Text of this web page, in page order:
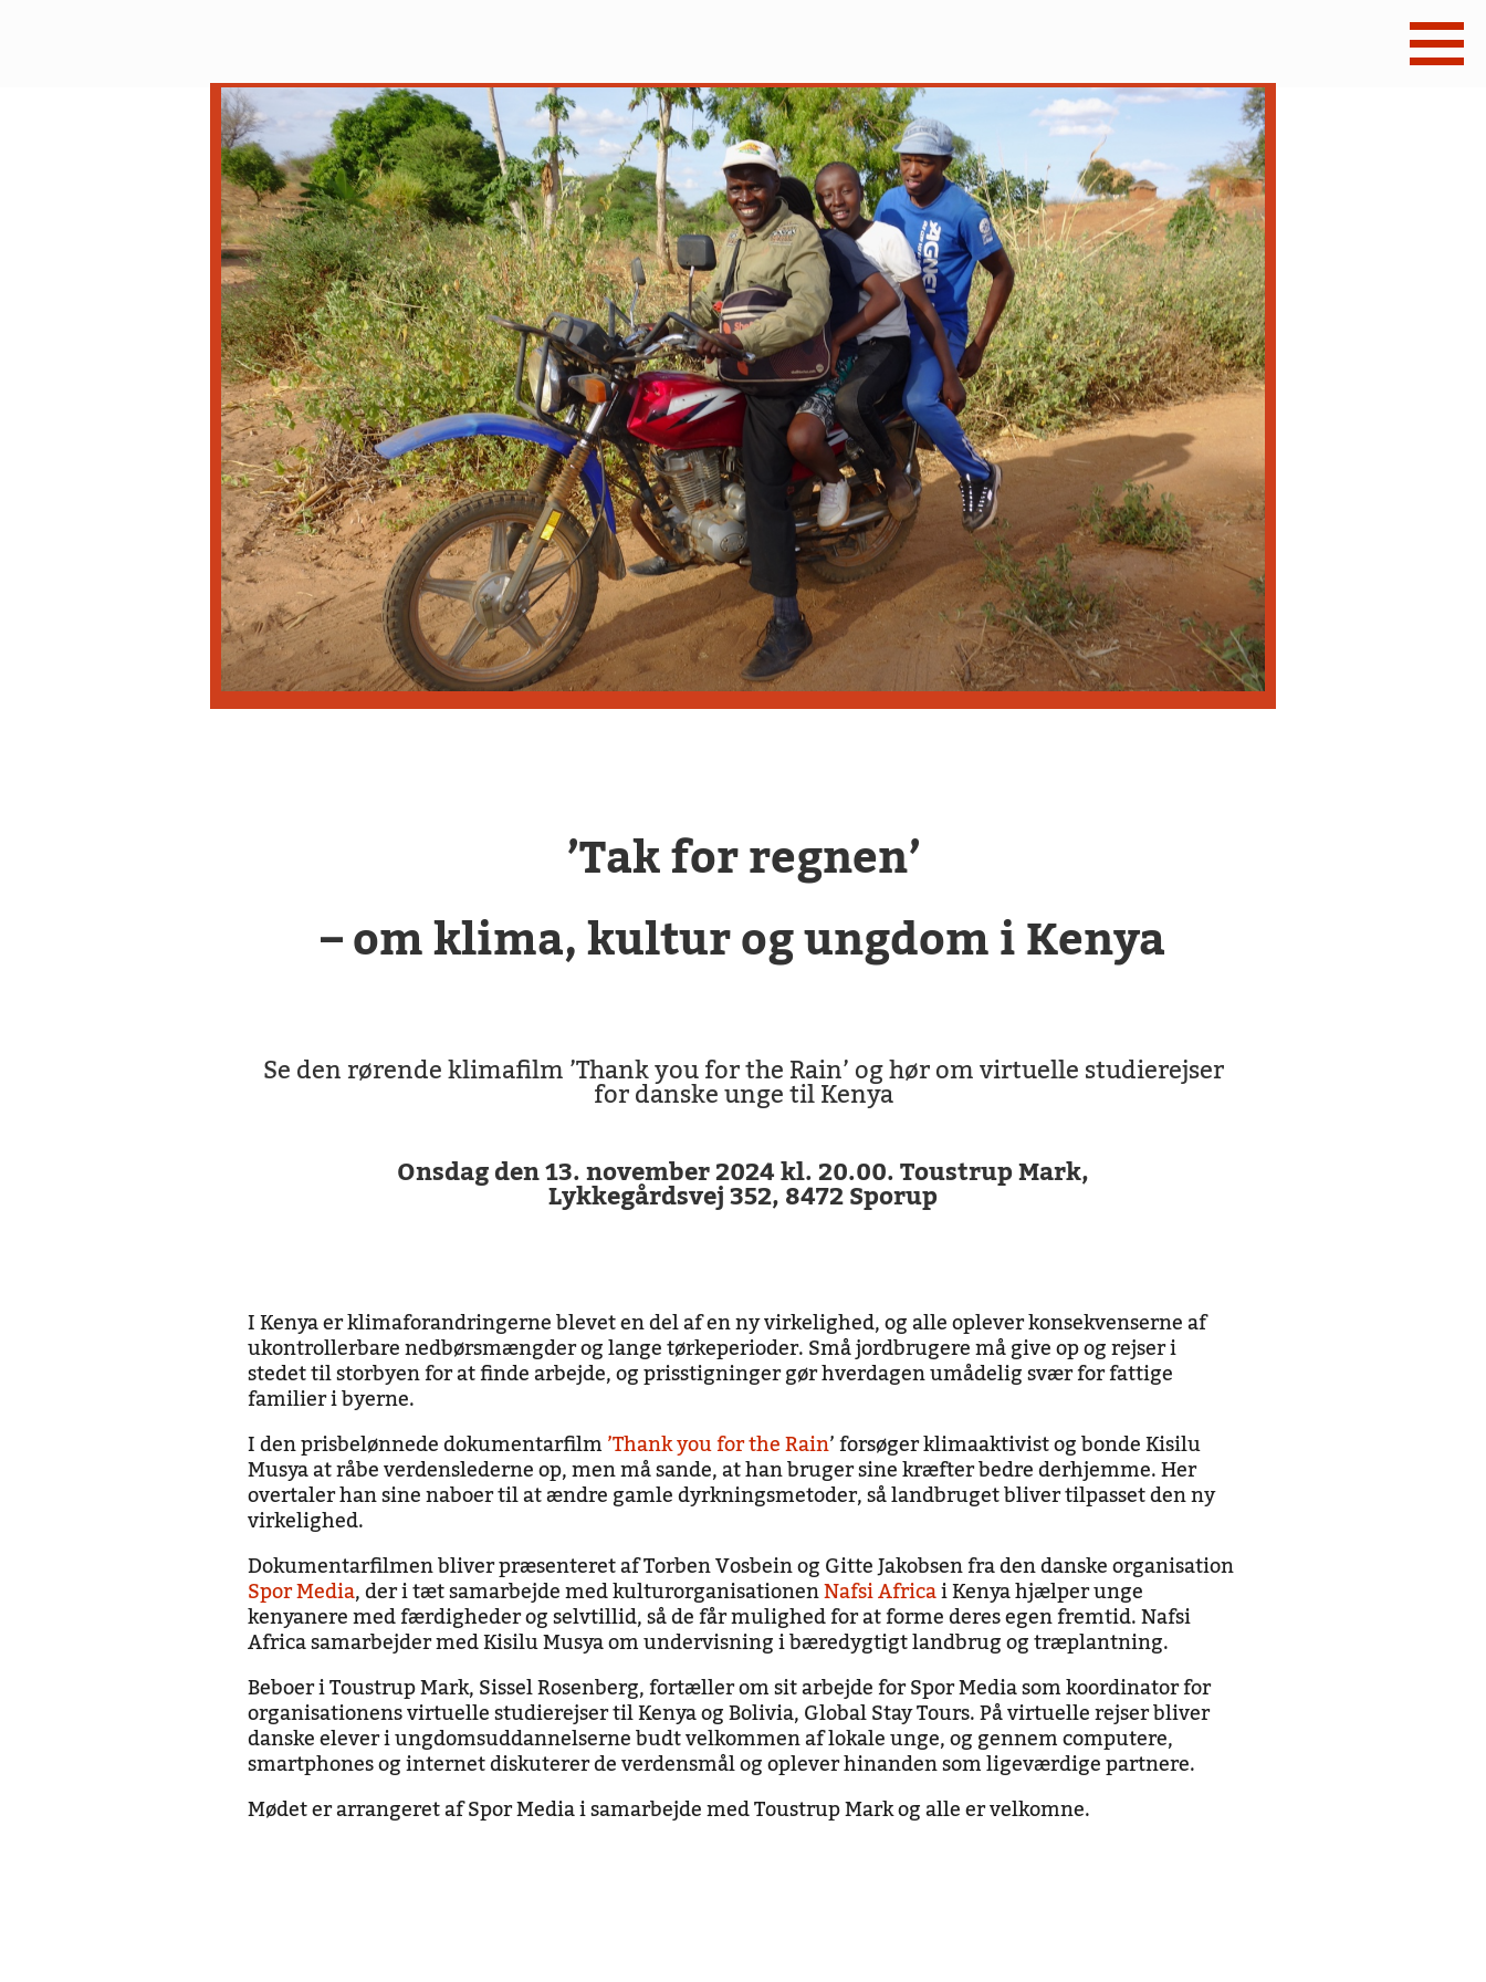
’Tak for regnen’
– om klima, kultur og ungdom i Kenya
Se den rørende klimafilm ’Thank you for the Rain’ og hør om virtuelle studierejser
for danske unge til Kenya
Onsdag den 13. november 2024 kl. 20.00. Toustrup Mark,
Lykkegårdsvej 352, 8472 Sporup
I Kenya er klimaforandringerne blevet en del af en ny virkelighed, og alle oplever konsekvenserne af
ukontrollerbare nedbørsmængder og lange tørkeperioder. Små jordbrugere må give op og rejser i
stedet til storbyen for at finde arbejde, og prisstigninger gør hverdagen umådelig svær for fattige
familier i byerne.
I den prisbelønnede dokumentarfilm’Thank you for the Rain’ forsøger klimaaktivist og bonde Kisilu
Musya at råbe verdenslederne op, men må sande, at han bruger sine kræfter bedre derhjemme. Her
overtaler han sine naboer til at ændre gamle dyrkningsmetoder, så landbruget bliver tilpasset den ny
virkelighed.
Dokumentarfilmen bliver præsenteret af Torben Vosbein og Gitte Jakobsen fra den danske organisation
Spor Media, der i tæt samarbejde med kulturorganisationenNafsi Africai Kenya hjælper unge
kenyanere med færdigheder og selvtillid, så de får mulighed for at forme deres egen fremtid. Nafsi
Africa samarbejder med Kisilu Musya om undervisning i bæredygtigt landbrug og træplantning.
Beboer i Toustrup Mark, Sissel Rosenberg, fortæller om sit arbejde for Spor Media som koordinator for
organisationens virtuelle studierejser til Kenya og Bolivia, Global Stay Tours. På virtuelle rejser bliver
danske elever i ungdomsuddannelserne budt velkommen af lokale unge, og gennem computere,
smartphones og internet diskuterer de verdensmål og oplever hinanden som ligeværdige partnere.
Mødet er arrangeret af Spor Media i samarbejde med Toustrup Mark og alle er velkomne.